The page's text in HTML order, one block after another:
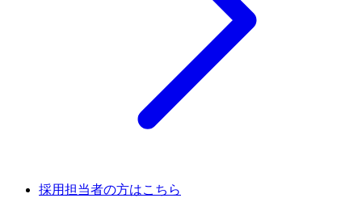
採用担当者の方はこちら